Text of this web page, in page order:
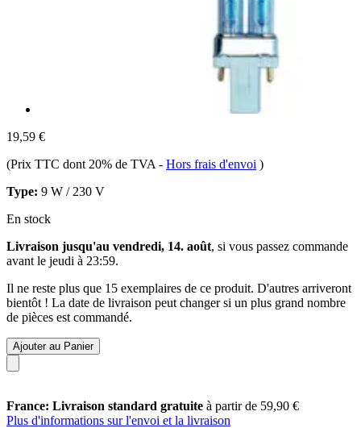
19,59 €
(Prix TTC dont 20% de TVA - Hors frais d'envoi )
Type: 9 W / 230 V
En stock
Livraison jusqu'au vendredi, 14. août, si vous passez commande
avant le jeudi à 23:59.
Il ne reste plus que 15 exemplaires de ce produit. D'autres arriveront
bientôt ! La date de livraison peut changer si un plus grand nombre
de pièces est commandé.
Ajouter au Panier
France: Livraison standard gratuite à partir de 59,90 €
Plus d'informations sur l'envoi et la livraison